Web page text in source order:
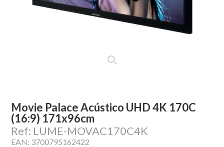
Movie Palace Acústico UHD 4K 170C
(16:9) 171x96cm
Ref: LUME-MOVAC170C4K
EAN: 3700795162422